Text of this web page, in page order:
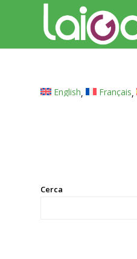
English Français
Cerca